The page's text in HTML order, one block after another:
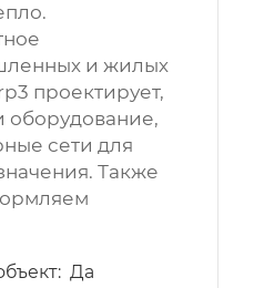
и жилых
проектирует,
оборудование,
сети для
Также
Да